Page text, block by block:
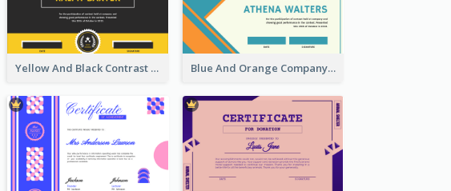
Yellow And Black Contrast Simple Certificate Blue And Orange Company Triangles With Badge Certificate